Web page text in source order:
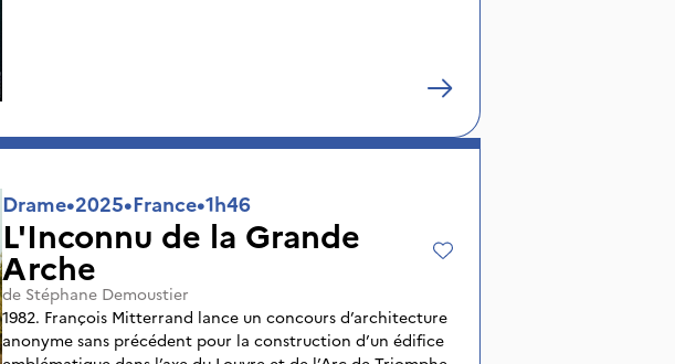
Drame•2025•France•1h46
L'Inconnu de la Grande
Arche
de Stéphane Demoustier
1982. François Mitterrand lance un concours d’architecture
anonyme sans précédent pour la construction d’un édifice